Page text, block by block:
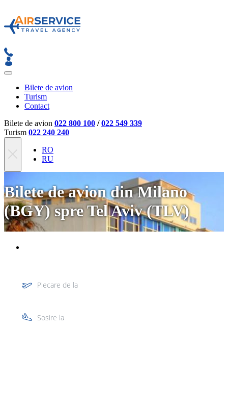
Bilete de avion
Turism
Contact
Bilete de avion 022 800 100 /022 549 339
Turism 022 240 240
RO
RU
Bilete de avion din Milano
(BGY) spre Tel Aviv (TLV)
Plecare de la
Sosire la